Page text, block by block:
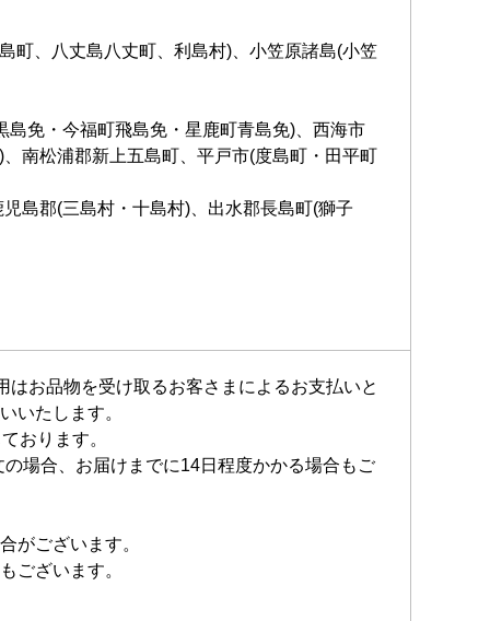
町、八丈島八丈町、利島村)、小笠原諸島(小笠
免・今福町飛島免・星鹿町青島免)、西海市
南松浦郡新上五島町、平戸市(度島町・田平町
島郡(三島村・十島村)、出水郡長島町(獅子
はお品物を受け取るお客さまによるお支払いと
いたします。
おります。
場合、お届けまでに14日程度かかる場合もご
がございます。
ございます。